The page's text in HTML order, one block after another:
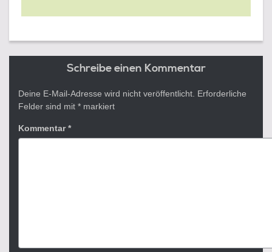
Schreibe einen Kommentar
Deine E-Mail-Adresse wird nicht veröffentlicht. Erforderliche
Felder sind mit * markiert
Kommentar*